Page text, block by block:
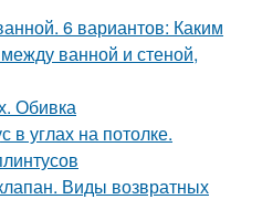
6 вариантов: Каким
ванной и стеной,
Обивка
в углах на потолке.
Виды возвратных